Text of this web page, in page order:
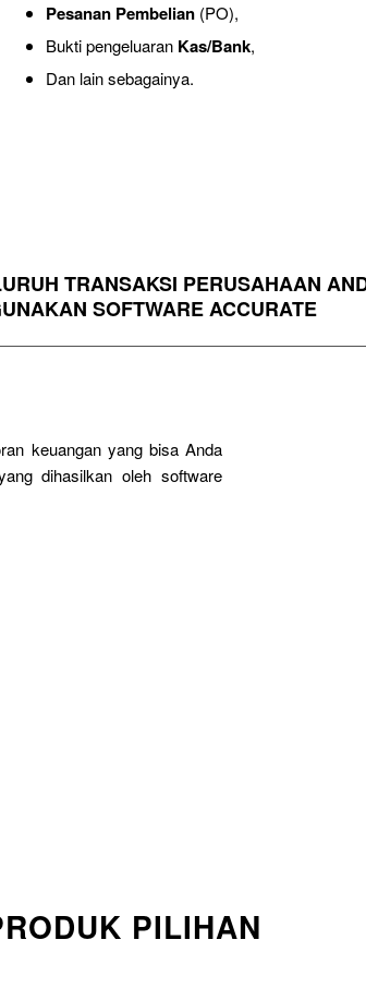
Pesanan Pembelian (PO),
Bukti pengeluaran Kas/Bank,
Dan lain sebagainya.
TRANSAKSI PERUSAHAAN
SOFTWARE ACCURATE
keuangan yang bisa Anda
dihasilkan oleh software
PILIHAN